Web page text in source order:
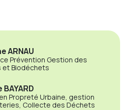
ARNAU
Prévention Gestion des
et Biodéchets
Propreté Urbaine, gestion
Collecte des Déchets